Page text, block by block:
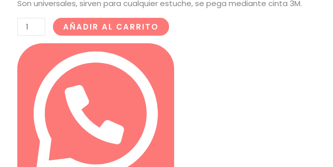
Son universales, sirven para cualquier estuche, se pega mediante cinta 3M.
AÑADIR AL CARRITO